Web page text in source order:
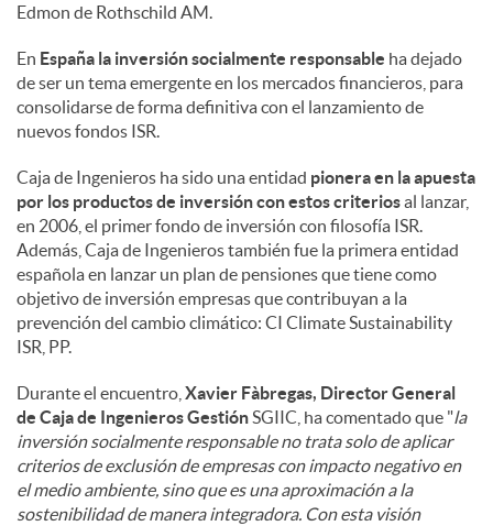
Edmon de Rothschild AM.
En España la inversión socialmente responsable ha dejado
de ser un tema emergente en los mercados financieros, para
consolidarse de forma definitiva con el lanzamiento de
nuevos fondos ISR.
Caja de Ingenieros ha sido una entidad pionera en la apuesta
por los productos de inversióncon estos criteriosal lanzar,
en 2006, el primer fondo de inversión con filosofía ISR.
Además, Caja de Ingenieros también fue la primera entidad
española en lanzar un plan de pensiones que tiene como
objetivo de inversión empresas que contribuyan a la
prevención del cambio climático: CI Climate Sustainability
ISR, PP.
Durante el encuentro, Xavier Fàbregas, Director General
de Caja de Ingenieros GestiónSGIIC, ha comentado que "la
inversión socialmente responsable no trata solo de aplicar
criterios de exclusión de empresas con impacto negativo en
el medio ambiente, sino que es una aproximación a la
sostenibilidad de manera integradora. Con esta visión